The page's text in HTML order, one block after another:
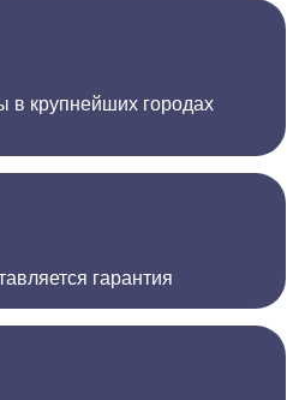
в крупнейших городах
гарантия